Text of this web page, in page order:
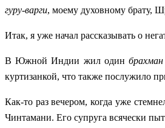
гуру-варги, моему духовному брату,
Итак, я уже начал рассказывать о
В Южной Индии жил одинбрахман
куртизанкой, что также послужило
Как-то раз вечером, когда уже
Чинтамани. Его супруга всячески